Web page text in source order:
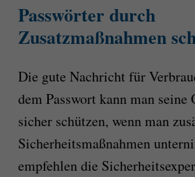
Passwörter durch
Zusatzmaßnahmen
Die gute Nachricht für
dem Passwort kann man seine
sicher schützen, wenn man
Sicherheitsmaßnahmen
empfehlen die